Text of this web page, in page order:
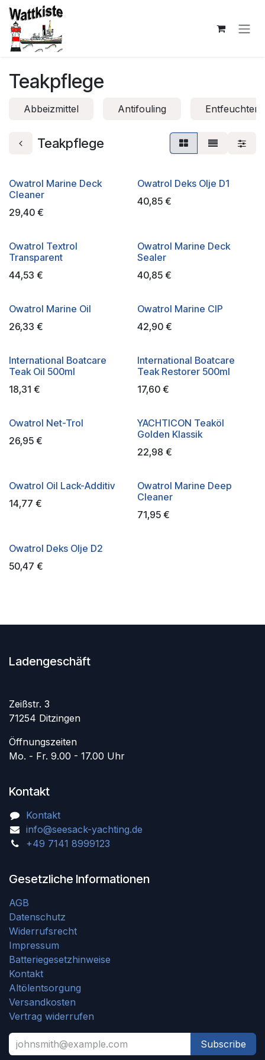
Zum Inhalt springen
Teakpflege
Abbeizmittel Antifouling Entfeuchter
Teakpflege
Owatrol Marine Deck
Cleaner
29,40 €
Owatrol Deks Olje D1
40,85€
Owatrol Textrol
Transparent
44,53 €
Owatrol Marine Deck
Sealer
40,85€
Owatrol Marine Oil
26,33 €
Owatrol Marine CIP
42,90€
International Boatcare
Teak Oil 500ml
18,31 €
International Boatcare
Teak Restorer 500ml
17,60€
Owatrol Net-Trol
26,95 €
YACHTICON Teaköl
Golden Klassik
22,98 €
Owatrol Oil Lack-Additiv
14,77 €
Owatrol Marine Deep
Cleaner
71,95€
Owatrol Deks Olje D2
50,47 €
Ladengeschäft
Zeißstr. 3
71254 Ditzingen
Öffnungszeiten
Mo. - Fr. 9.00 - 17.00 Uhr
Kontakt
Kontakt
info@seesack-yachting.de
+49 7141 8999123
Gesetzliche Informationen
AGB
Datenschutz
Widerrufsrecht
Impressum
Batteriegesetzhinweise
Kontakt
Altölentsorgung
Versandkosten
Vertrag widerrufen
Subscribe